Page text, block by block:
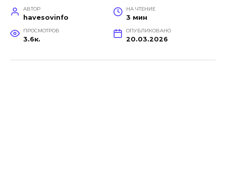
АВТОР
havesovinfo
НА ЧТЕНИЕ
3 мин
ПРОСМОТРОВ
3.6к.
ОПУБЛИКОВАНО
20.03.2026